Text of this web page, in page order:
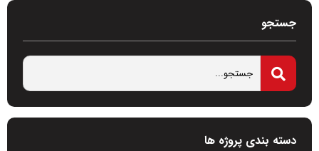
جستجو
دسته بندی پروژه ها